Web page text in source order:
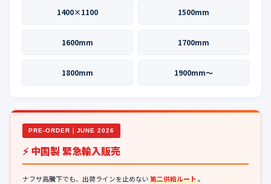
1400×1100 1500mm
1600mm 1700mm
1800mm 1900mm〜
PRE-ORDER｜JUNE 2026
⚡ 中国製 緊急輸入販売
ナフサ高騰下でも、出荷ラインを止めない第二供給ルート。